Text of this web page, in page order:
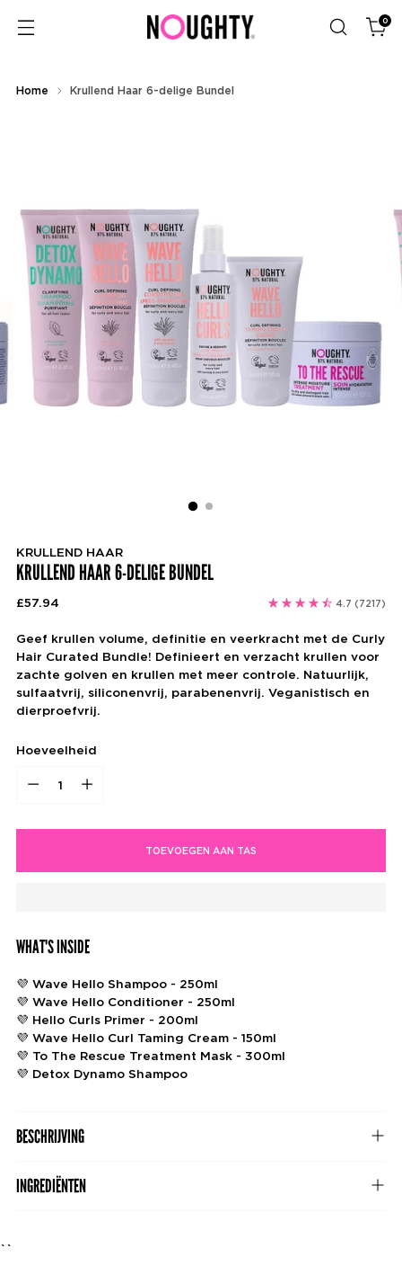
0
Home Krullend Haar 6-delige Bundel
KRULLEND HAAR
KRULLEND HAAR 6-DELIGE BUNDEL
Reguliere
£57.94 4.7 (7217)
Geef krullen volume, definitie en veerkracht met de Curly
Hair Curated Bundle! Definieert en verzacht krullen voor
zachte golven en krullen met meer controle. Natuurlijk,
sulfaatvrij, siliconenvrij, parabenenvrij. Veganistisch en
dierproefvrij.
Hoeveelheid
Hoeveelheid
TOEVOEGEN AAN TAS
Product
aan
je
winkelwagen
WHAT'S INSIDE
💜 Wave Hello Shampoo - 250ml
💜 Wave Hello Conditioner - 250ml
💜 Hello Curls Primer - 200ml
💜 Wave Hello Curl Taming Cream - 150ml
💜 To The Rescue Treatment Mask - 300ml
💜 Detox Dynamo Shampoo
BESCHRIJVING
INGREDIËNTEN
``